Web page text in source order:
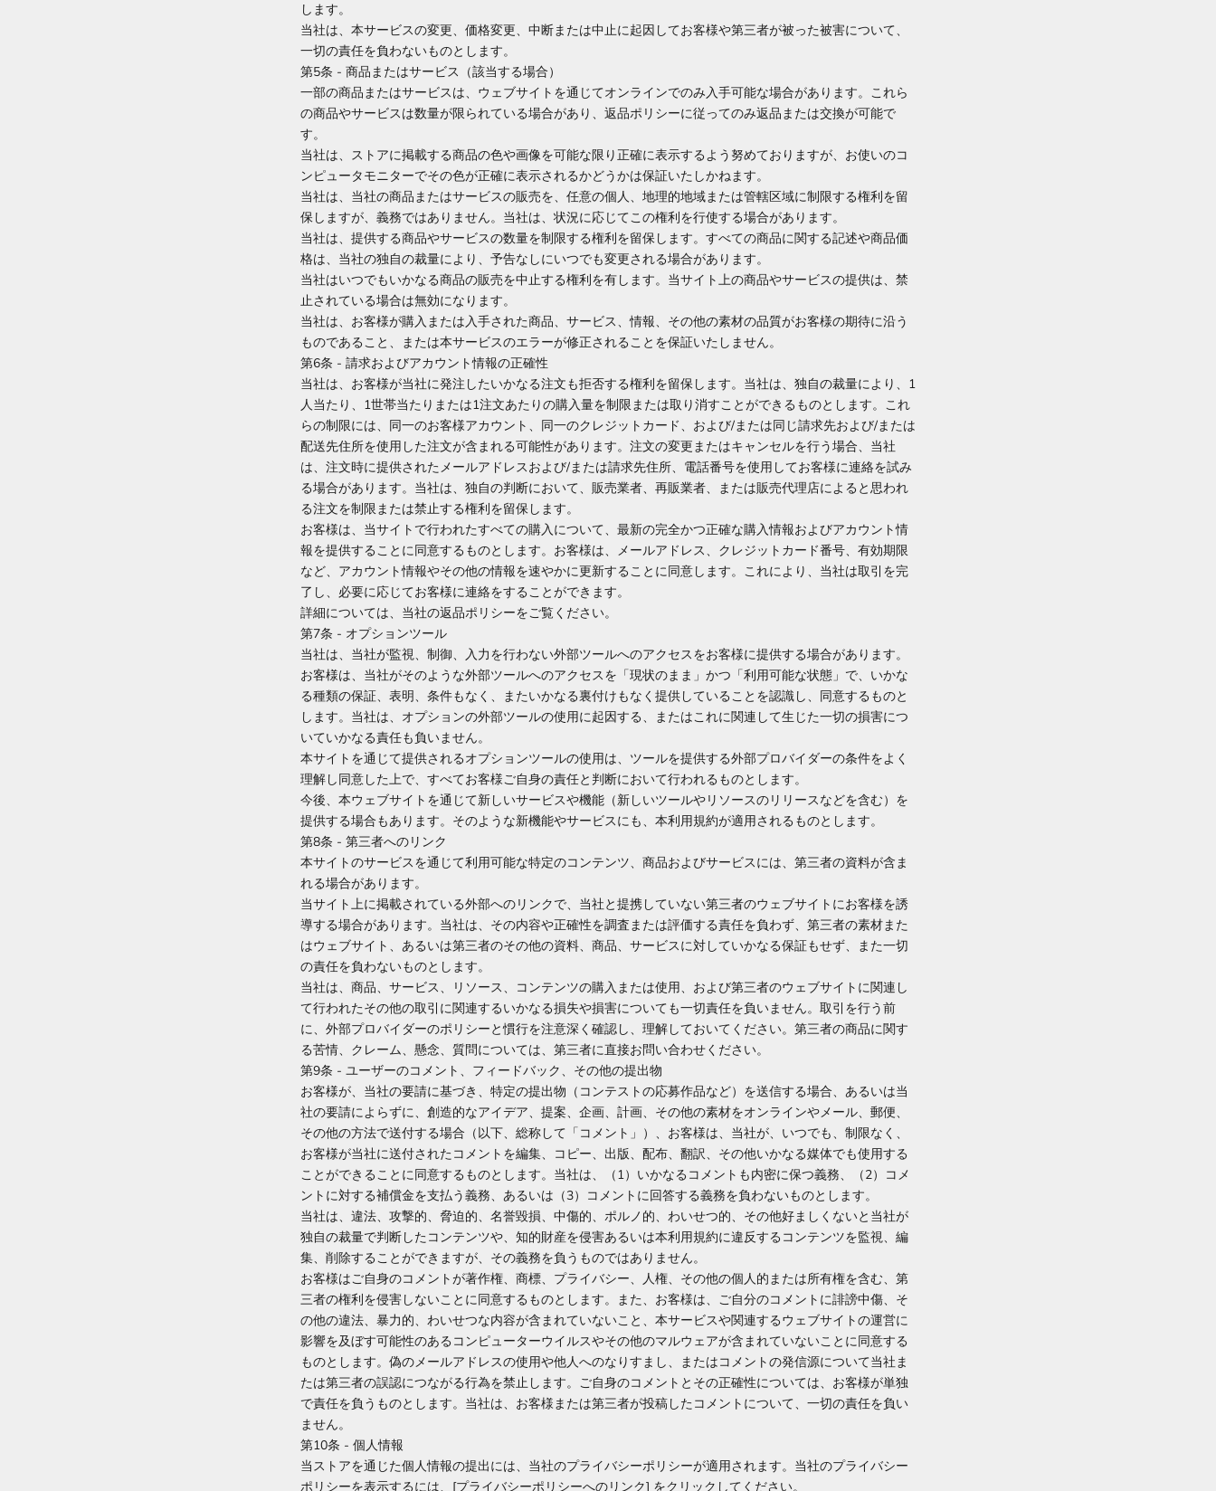
します。
当社は、本サービスの変更、価格変更、中断または中止に起因してお客様や第三者が被った被害について、
一切の責任を負わないものとします。
第5条 - 商品またはサービス（該当する場合）
一部の商品またはサービスは、ウェブサイトを通じてオンラインでのみ入手可能な場合があります。これら
の商品やサービスは数量が限られている場合があり、返品ポリシーに従ってのみ返品または交換が可能で
す。
当社は、ストアに掲載する商品の色や画像を可能な限り正確に表示するよう努めておりますが、お使いのコ
ンピュータモニターでその色が正確に表示されるかどうかは保証いたしかねます。
当社は、当社の商品またはサービスの販売を、任意の個人、地理的地域または管轄区域に制限する権利を留
保しますが、義務ではありません。当社は、状況に応じてこの権利を行使する場合があります。
当社は、提供する商品やサービスの数量を制限する権利を留保します。すべての商品に関する記述や商品価
格は、当社の独自の裁量により、予告なしにいつでも変更される場合があります。
当社はいつでもいかなる商品の販売を中止する権利を有します。当サイト上の商品やサービスの提供は、禁
止されている場合は無効になります。
当社は、お客様が購入または入手された商品、サービス、情報、その他の素材の品質がお客様の期待に沿う
ものであること、または本サービスのエラーが修正されることを保証いたしません。
第6条 - 請求およびアカウント情報の正確性
当社は、お客様が当社に発注したいかなる注文も拒否する権利を留保します。当社は、独自の裁量により、1
人当たり、1世帯当たりまたは1注文あたりの購入量を制限または取り消すことができるものとします。これ
らの制限には、同一のお客様アカウント、同一のクレジットカード、および/または同じ請求先および/または
配送先住所を使用した注文が含まれる可能性があります。注文の変更またはキャンセルを行う場合、当社
は、注文時に提供されたメールアドレスおよび/または請求先住所、電話番号を使用してお客様に連絡を試み
る場合があります。当社は、独自の判断において、販売業者、再販業者、または販売代理店によると思われ
る注文を制限または禁止する権利を留保します。
お客様は、当サイトで行われたすべての購入について、最新の完全かつ正確な購入情報およびアカウント情
報を提供することに同意するものとします。お客様は、メールアドレス、クレジットカード番号、有効期限
など、アカウント情報やその他の情報を速やかに更新することに同意します。これにより、当社は取引を完
了し、必要に応じてお客様に連絡をすることができます。
詳細については、当社の返品ポリシーをご覧ください。
第7条 - オプションツール
当社は、当社が監視、制御、入力を行わない外部ツールへのアクセスをお客様に提供する場合があります。
お客様は、当社がそのような外部ツールへのアクセスを「現状のまま」かつ「利用可能な状態」で、いかな
る種類の保証、表明、条件もなく、またいかなる裏付けもなく提供していることを認識し、同意するものと
します。当社は、オプションの外部ツールの使用に起因する、またはこれに関連して生じた一切の損害につ
いていかなる責任も負いません。
本サイトを通じて提供されるオプションツールの使用は、ツールを提供する外部プロバイダーの条件をよく
理解し同意した上で、すべてお客様ご自身の責任と判断において行われるものとします。
今後、本ウェブサイトを通じて新しいサービスや機能（新しいツールやリソースのリリースなどを含む）を
提供する場合もあります。そのような新機能やサービスにも、本利用規約が適用されるものとします。
第8条 - 第三者へのリンク
本サイトのサービスを通じて利用可能な特定のコンテンツ、商品およびサービスには、第三者の資料が含ま
れる場合があります。
当サイト上に掲載されている外部へのリンクで、当社と提携していない第三者のウェブサイトにお客様を誘
導する場合があります。当社は、その内容や正確性を調査または評価する責任を負わず、第三者の素材また
はウェブサイト、あるいは第三者のその他の資料、商品、サービスに対していかなる保証もせず、また一切
の責任を負わないものとします。
当社は、商品、サービス、リソース、コンテンツの購入または使用、および第三者のウェブサイトに関連し
て行われたその他の取引に関連するいかなる損失や損害についても一切責任を負いません。取引を行う前
に、外部プロバイダーのポリシーと慣行を注意深く確認し、理解しておいてください。第三者の商品に関す
る苦情、クレーム、懸念、質問については、第三者に直接お問い合わせください。
第9条 - ユーザーのコメント、フィードバック、その他の提出物
お客様が、当社の要請に基づき、特定の提出物（コンテストの応募作品など）を送信する場合、あるいは当
社の要請によらずに、創造的なアイデア、提案、企画、計画、その他の素材をオンラインやメール、郵便、
その他の方法で送付する場合（以下、総称して「コメント」）、お客様は、当社が、いつでも、制限なく、
お客様が当社に送付されたコメントを編集、コピー、出版、配布、翻訳、その他いかなる媒体でも使用する
ことができることに同意するものとします。当社は、（1）いかなるコメントも内密に保つ義務、（2）コメ
ントに対する補償金を支払う義務、あるいは（3）コメントに回答する義務を負わないものとします。
当社は、違法、攻撃的、脅迫的、名誉毀損、中傷的、ポルノ的、わいせつ的、その他好ましくないと当社が
独自の裁量で判断したコンテンツや、知的財産を侵害あるいは本利用規約に違反するコンテンツを監視、編
集、削除することができますが、その義務を負うものではありません。
お客様はご自身のコメントが著作権、商標、プライバシー、人権、その他の個人的または所有権を含む、第
三者の権利を侵害しないことに同意するものとします。また、お客様は、ご自分のコメントに誹謗中傷、そ
の他の違法、暴力的、わいせつな内容が含まれていないこと、本サービスや関連するウェブサイトの運営に
影響を及ぼす可能性のあるコンピューターウイルスやその他のマルウェアが含まれていないことに同意する
ものとします。偽のメールアドレスの使用や他人へのなりすまし、またはコメントの発信源について当社ま
たは第三者の誤認につながる行為を禁止します。ご自身のコメントとその正確性については、お客様が単独
で責任を負うものとします。当社は、お客様または第三者が投稿したコメントについて、一切の責任を負い
ません。
第10条 - 個人情報
当ストアを通じた個人情報の提出には、当社のプライバシーポリシーが適用されます。当社のプライバシー
ポリシーを表示するには、[プライバシーポリシーへのリンク] をクリックしてください。